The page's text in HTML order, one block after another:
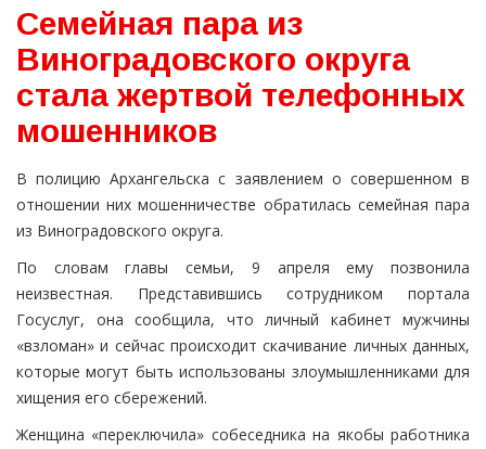
Семейная пара из
Виноградовского округа
стала жертвой телефонных
мошенников
В полицию Архангельска с заявлением о совершенном в
отношении них мошенничестве обратилась семейная пара
из Виноградовского округа.
По словам главы семьи, 9 апреля ему позвонила
неизвестная. Представившись сотрудником портала
Госуслуг, она сообщила, что личный кабинет мужчины
«взломан» и сейчас происходит скачивание личных данных,
которые могут быть использованы злоумышленниками для
хищения его сбережений.
Женщина «переключила» собеседника на якобы работника